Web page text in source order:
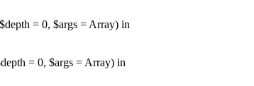
= 0, $args = Array) in
= 0, $args = Array) in